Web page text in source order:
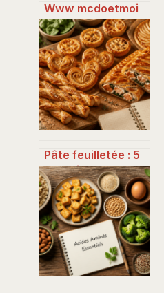
Www mcdoetmoi
com : guide
complet pour
accéder à votre
espace et profiter
des avantages
Pâte feuilletée : 5
techniques pour
réussir vos
recettes salées et
sucrées en 20
minutes